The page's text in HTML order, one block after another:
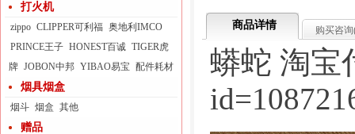
打火机
zippo CLIPPER可利福 奥地利IMCO
PRINCE王子 HONEST百诚 TIGER虎
牌 JOBON中邦 YIBAO易宝 配件耗材
烟具烟盒
烟斗 烟盒 其他
赠品
商品详情 购买咨询
蟒蛇 淘宝